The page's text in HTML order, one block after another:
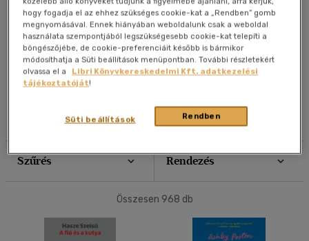
Ismeretterjesztők
Teljes lista
Az akció teljes kínálata
Szűrés Rendezés
Összesen 968 db
hogy fogadja el az ehhez szükséges cookie-kat a „Rendben” gomb
megnyomásával. Ennek hiányában weboldalunk csak a weboldal
használata szempontjából legszükségesebb cookie-kat telepíti a
böngészőjébe, de cookie-preferenciáit később is bármikor
módosíthatja a Süti beállítások menüpontban. További részletekért
olvassa el a
Libri Könyvkereskedelmi Kft. adatkezelési
tájékoztatóját!
Rendben
Süti beállítások